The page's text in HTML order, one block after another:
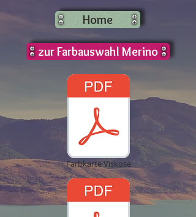
Home
zur Farbauswahl Merino
Farbkarte Viskose